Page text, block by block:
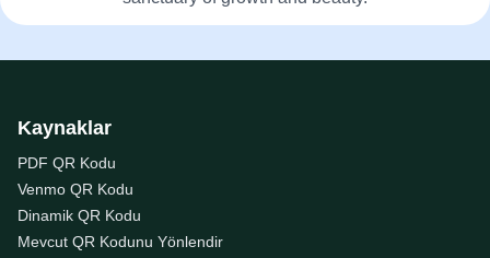
Kaynaklar
PDF QR Kodu
Venmo QR Kodu
Dinamik QR Kodu
Mevcut QR Kodunu Yönlendir